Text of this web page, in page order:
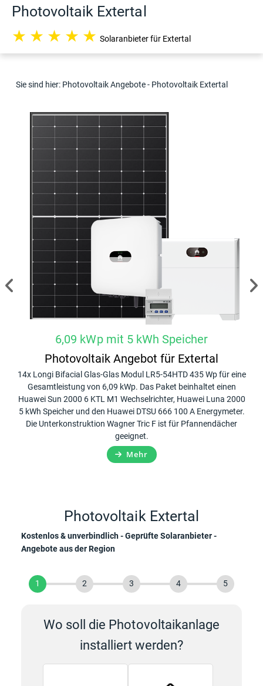
Photovoltaik Extertal
★ ★ ★ ★ ★ Solaranbieter für Extertal
Sie sind hier: Photovoltaik Angebote- Photovoltaik Extertal
6,09 kWp mit 5 kWh Speicher
Photovoltaik Angebot für Extertal
14x Longi Bifacial Glas-Glas Modul LR5-54HTD 435 Wp für eine
Gesamtleistung von 6,09 kWp. Das Paket beinhaltet einen
Huawei Sun 2000 6 KTL M1 Wechselrichter, Huawei Luna 2000
5 kWh Speicher und den Huawei DTSU 666 100 A Energymeter.
Die Unterkonstruktion Wagner Tric F ist für Pfannendächer
geeignet.
Mehr
Photovoltaik Extertal
Kostenlos & unverbindlich - Geprüfte Solaranbieter -
Angebote aus der Region
1 2 3 4 5
Wo soll die Photovoltaikanlage
installiert werden?